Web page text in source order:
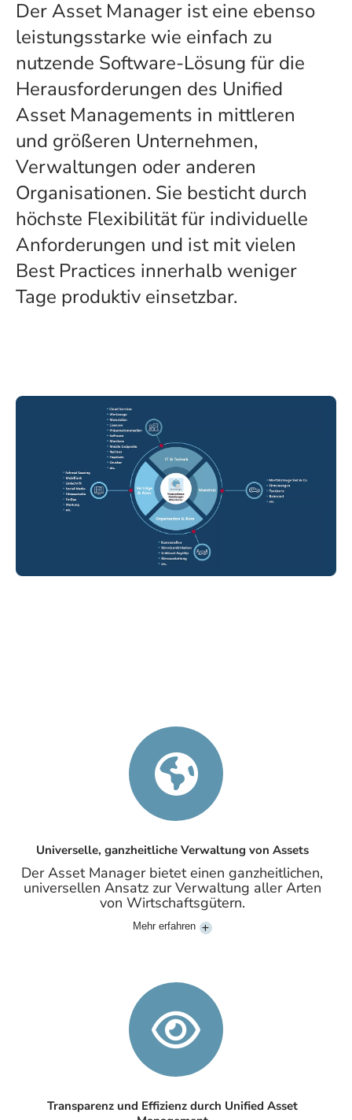
Der Asset Manager ist eine ebenso
leistungsstarke wie einfach zu
nutzende Software-Lösung für die
Herausforderungen des Unified
Asset Managements in mittleren
und größeren Unternehmen,
Verwaltungen oder anderen
Organisationen. Sie besticht durch
höchste Flexibilität für individuelle
Anforderungen und ist mit vielen
Best Practices innerhalb weniger
Tage produktiv einsetzbar.
Universelle, ganzheitliche Verwaltung von Assets
Der Asset Manager bietet einen ganzheitlichen,
universellen Ansatz zur Verwaltung aller Arten
von Wirtschaftsgütern.
Mehr erfahren
Transparenz und Effizienz durch Unified Asset